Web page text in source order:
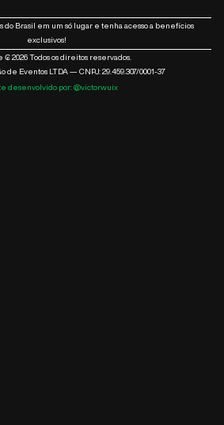
do Brasil em um só lugar e tenha acesso a benefícios
exclusivos!
2026 Todos os direitos reservados.
de Eventos LTDA — CNPJ: 29.459.307/0001-37
desenvolvido por: @victorwuix